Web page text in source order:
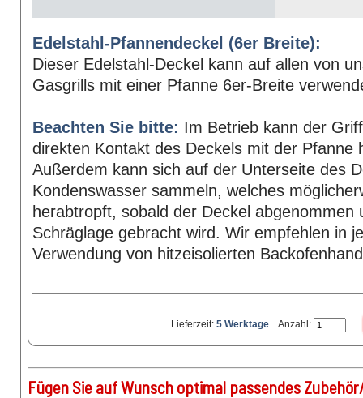
Edelstahl-Pfannendeckel (6er Breite):
Dieser Edelstahl-Deckel kann auf allen von
Gasgrills mit einer Pfanne 6er-Breite
Beachten Sie bitte: Im Betrieb kann der
direkten Kontakt des Deckels mit der Pfanne
Außerdem kann sich auf der Unterseite des
Kondenswasser sammeln, welches
herabtropft, sobald der Deckel abgenommen
Schräglage gebracht wird. Wir empfehlen in
Verwendung von hitzeisolierten
Lieferzeit: 5 Werktage Anzahl:
Fügen Sie auf Wunsch optimal passendes